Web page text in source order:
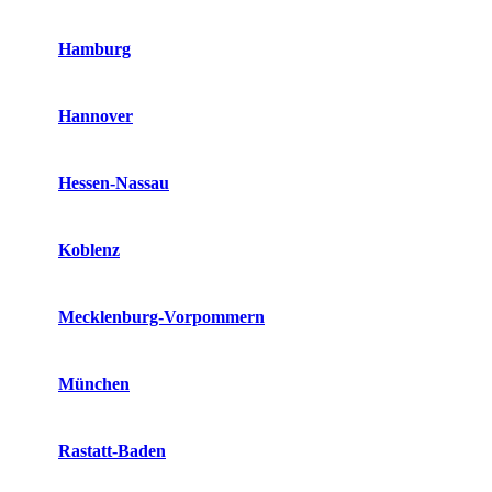
Hamburg
Hannover
Hessen-Nassau
Koblenz
Mecklenburg-Vorpommern
München
Rastatt-Baden